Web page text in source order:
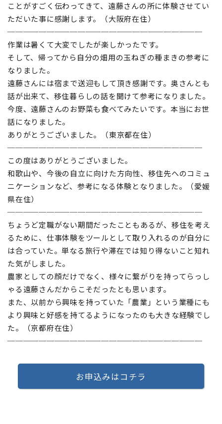
ことがすごく伝わってきて、遠藤さんの所に体験させてい
ただいた事に感謝します。（大阪府在住）
─────────────────────────
作業は暑くて大変でしたが楽しかったです。
そして、帰ってから自分の畑用の玉ねぎの種まきの参考に
なりました。
遠藤さんには宿まで送迎もして頂き感謝です。奥さんとも
話が出来て、移住暮らしの話を聞けて参考になりました。
今度、遠藤さんのお野菜も食べてみたいです。本当にお世
話になりました。
ありがとうございました。（東京都在住）
─────────────────────────
この度はありがとうございました。
和歌山や、今後の自立に向けた方向性、移住先へのコミュ
ニケーションなど、参考になる体験となりました。（愛媛
県在住）
─────────────────────────
ちょうど定職がない期間だったこともあるが、移住を考え
るために、仕事体験をツールとして取り入れるのが自分に
は合っていた。単なる旅行や滞在では知り得ないこと知れ
た気がしました。
農家としての顔だけでなく、様々に繋がりを持ってらっし
ゃる遠藤さんだからこそだったとも思います。
また、以前から興味を持っていた「農業」という業種にも
より興味と好感を持てるようになったのも大きな経験でし
た。（京都府在住）
─────────────────────────
お申込みはコチラ